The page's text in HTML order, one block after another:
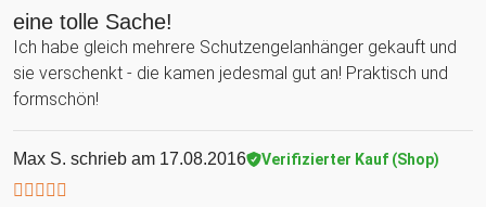
eine tolle Sache!
Ich habe gleich mehrere Schutzengelanhänger gekauft und
sie verschenkt - die kamen jedesmal gut an! Praktisch und
formschön!
Max S. schrieb am 17.08.2016 Verifizierter Kauf (Shop)